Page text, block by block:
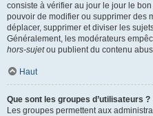
consiste à vérifier au jour le jour le
pouvoir de modifier ou supprimer des
déplacer, supprimer et diviser les
Généralement, les modérateurs
hors-sujetou publient du contenu
Haut
Que sont les groupes d’utilisateurs ?
Les groupes permettent aux